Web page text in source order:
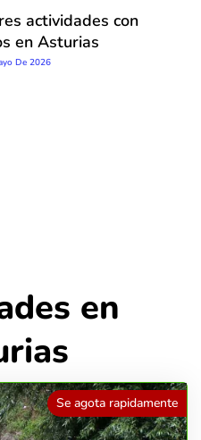
actividades con
en Asturias
De 2026
en
Se agota rapidamente